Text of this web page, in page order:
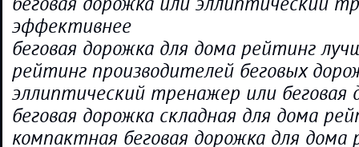
эффективнее
беговая дорожка для дома рейтинг
рейтинг производителей беговых
эллиптический тренажер или беговая
беговая дорожка складная для дома
компактная беговая дорожка для